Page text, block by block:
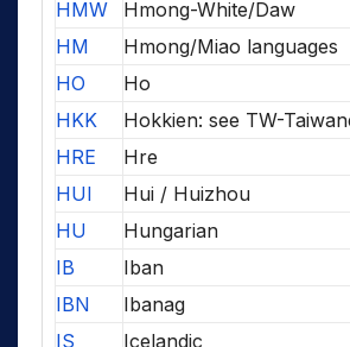
HMW
Hmong-White/Daw
HM
Hmong/Miao languages
HO
Ho
HKK
Hokkien: see TW-
HRE
Hre
HUI
Hui / Huizhou
HU
Hungarian
IB
Iban
IBN
Ibanag
IS
Icelandic